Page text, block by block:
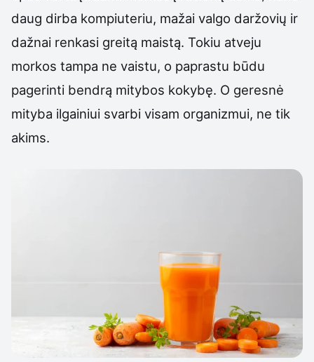
daug dirba kompiuteriu, mažai valgo daržovių ir
dažnai renkasi greitą maistą. Tokiu atveju
morkos tampa ne vaistu, o paprastu būdu
pagerinti bendrą mitybos kokybę. O geresnė
mityba ilgainiui svarbi visam organizmui, ne tik
akims.